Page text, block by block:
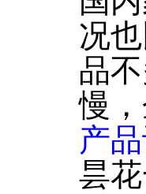
况
品
慢
产
昙